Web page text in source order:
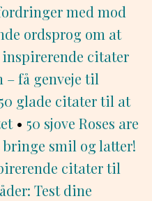
med mod
ordsprog om at
inspirerende citater
få genveje til
50 glade citater til at
• 50 sjove Roses are
smil og latter!
citater til
Test dine